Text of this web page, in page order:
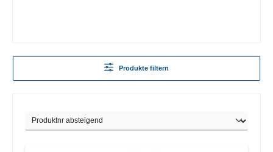
Produkte filtern